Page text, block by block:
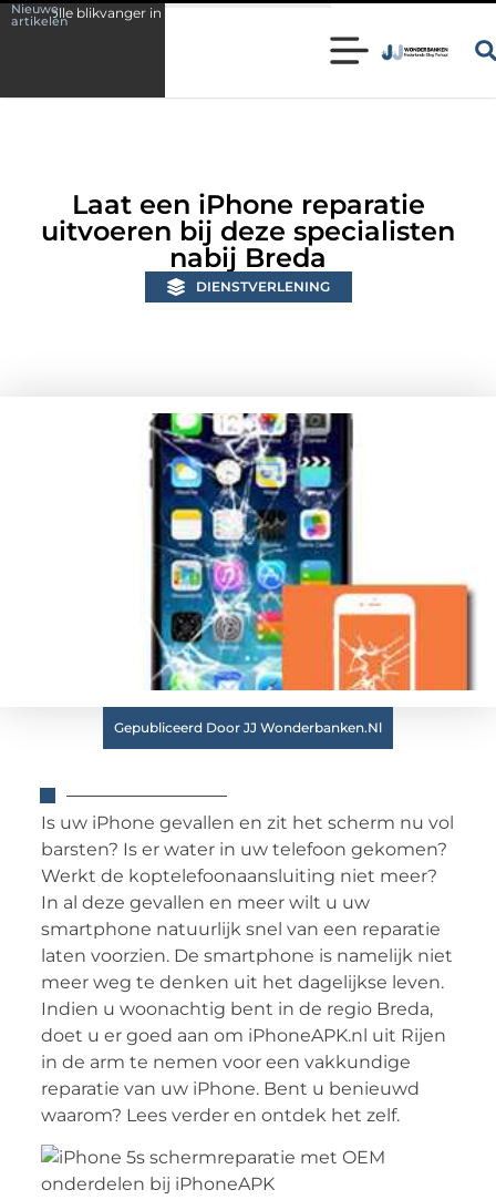
Nieuwe
artikelen
in huis Wonen in een karakteristieke woning in Bunschoten?
Laat een iPhone reparatie
uitvoeren bij deze specialisten
nabij Breda
DIENSTVERLENING
Gepubliceerd Door JJ Wonderbanken.nl
Is uw iPhone gevallen en zit het scherm nu vol
barsten? Is er water in uw telefoon gekomen?
Werkt de koptelefoonaansluiting niet meer?
In al deze gevallen en meer wilt u uw
smartphone natuurlijk snel van een reparatie
laten voorzien. De smartphone is namelijk niet
meer weg te denken uit het dagelijkse leven.
Indien u woonachtig bent in de regio Breda,
doet u er goed aan om iPhoneAPK.nl uit Rijen
in de arm te nemen voor een vakkundige
reparatie van uw iPhone. Bent u benieuwd
waarom? Lees verder en ontdek het zelf.